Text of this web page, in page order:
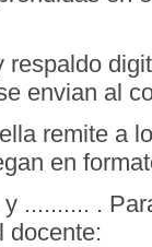
envian al
remite a
en
.......... .
docente: